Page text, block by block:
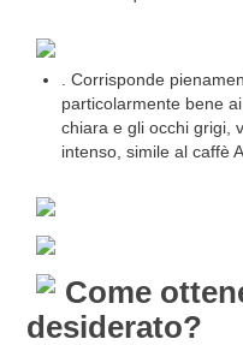
. Corrisponde
particolarmente bene
chiara e gli occhi grigi,
intenso, simile al caffè
Come
desiderato?